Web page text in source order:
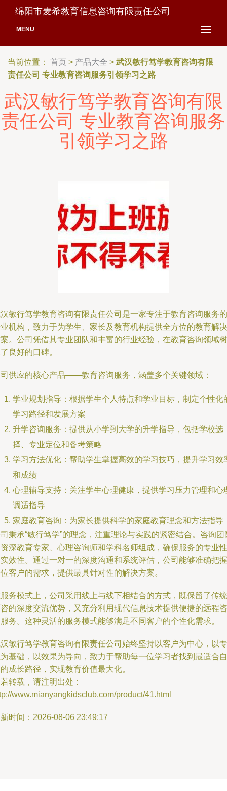
绵阳市麦希教育信息咨询有限责任公司
MENU
当前位置： 首页 > 产品大全 > 武汉敏行笃学教育咨询有限
责任公司 专业教育咨询服务引领学习之路
武汉敏行笃学教育咨询有限
责任公司 专业教育咨询服务
引领学习之路
敏行笃学教育咨询有限责任公司是一家专注于教育咨询服务的
机构，致力于为学生、家长及教育机构提供全方位的教育解决
。公司凭借其专业团队和丰富的行业经验，在教育咨询领域树
良好的口碑。
供应的核心产品——教育咨询服务，涵盖多个关键领域：
学业规划指导：根据学生个人特点和学业目标，制定个性化
学习路径和发展方案
升学咨询服务：提供从小学到大学的升学指导，包括学校选
择、专业定位和备考策略
学习方法优化：帮助学生掌握高效的学习技巧，提升学习效
和成绩
心理辅导支持：关注学生心理健康，提供学习压力管理和心
调适指导
家庭教育咨询：为家长提供科学的家庭教育理念和方法指导
秉承“敏行笃学”的理念，注重理论与实践的紧密结合。咨询团
深教育专家、心理咨询师和学科名师组成，确保服务的专业性
效性。通过一对一的深度沟通和系统评估，公司能够准确把握
客户的需求，提供最具针对性的解决方案。
务模式上，公司采用线上与线下相结合的方式，既保留了传统
的深度交流优势，又充分利用现代信息技术提供便捷的远程咨
务。这种灵活的服务模式能够满足不同客户的个性化需求。
敏行笃学教育咨询有限责任公司始终坚持以客户为中心，以专
基础，以效果为导向，致力于帮助每一位学习者找到最适合自
成长路径，实现教育价值最大化。
转载，请注明出处：
www.mianyangkidsclub.com/product/41.html
时间：2026-08-06 23:49:17